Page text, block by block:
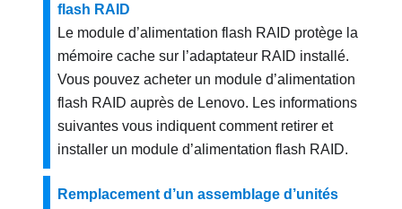
flash RAID
Le module d’alimentation flash RAID protège la
mémoire cache sur l’adaptateur RAID installé.
Vous pouvez acheter un module d’alimentation
flash RAID auprès de Lenovo. Les informations
suivantes vous indiquent comment retirer et
installer un module d’alimentation flash RAID.
Remplacement d’un assemblage d’unités